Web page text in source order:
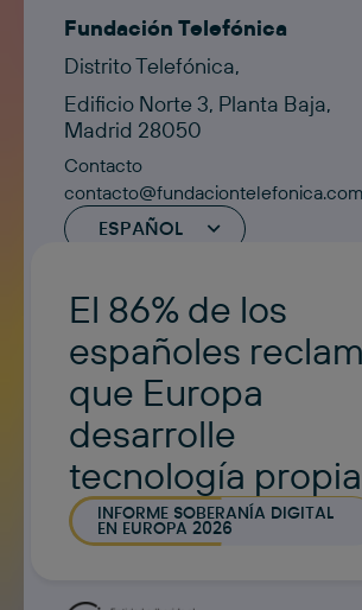
Fundación Telefónica
Distrito Telefónica,
Edificio Norte 3, Planta Baja,
Madrid 28050
Contacto
contacto@fundaciontelefonica.com
ESPAÑOL
El 86% de los
españoles
que Europa
desarrolle
tecnología propia
INFORME SOBERANÍA DIGITAL
EN EUROPA 2026